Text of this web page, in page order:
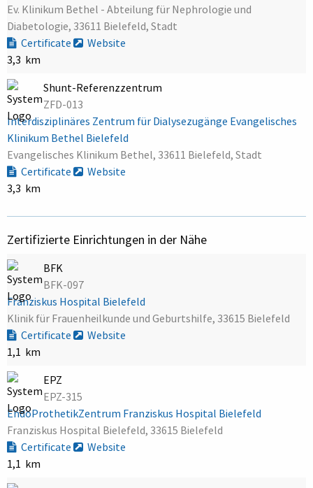
Ev. Klinikum Bethel - Abteilung für Nephrologie und
Diabetologie, 33611 Bielefeld, Stadt
Certificate
Website
3,3 km
Shunt-Referenzzentrum
ZFD-013
Interdisziplinäres Zentrum für Dialysezugänge Evangelisches
Klinikum Bethel Bielefeld
Evangelisches Klinikum Bethel, 33611 Bielefeld, Stadt
Certificate
Website
3,3 km
Zertifizierte Einrichtungen in der Nähe
BFK
BFK-097
Franziskus Hospital Bielefeld
Klinik für Frauenheilkunde und Geburtshilfe, 33615 Bielefeld
Certificate
Website
1,1 km
EPZ
EPZ-315
EndoProthetikZentrum Franziskus Hospital Bielefeld
Franziskus Hospital Bielefeld, 33615 Bielefeld
Certificate
Website
1,1 km